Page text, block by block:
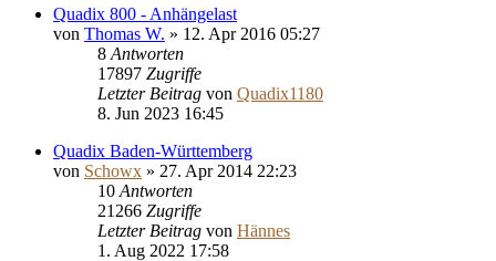
Quadix 800 - Anhängelast
von Thomas W. » 12. Apr 2016 05:27
8 Antworten
17897 Zugriffe
Letzter Beitrag von Quadix1180
8. Jun 2023 16:45
Quadix Baden-Württemberg
von Schowx » 27. Apr 2014 22:23
10 Antworten
21266 Zugriffe
Letzter Beitrag von Hännes
1. Aug 2022 17:58